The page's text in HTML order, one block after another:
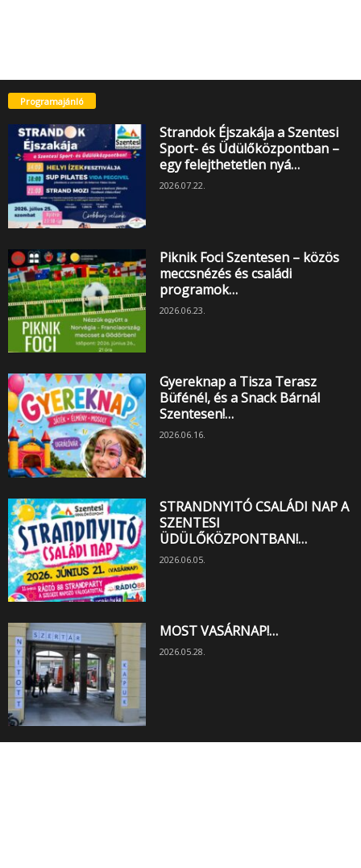
Programajánló
Strandok Éjszakája a Szentesi
Sport- és Üdülőközpontban –
egy felejthetetlen nyá…
2026.07.22.
Piknik Foci Szentesen – közös
meccsnézés és családi
programok…
2026.06.23.
Gyereknap a Tisza Terasz
Büfénél, és a Snack Bárnál
Szentesen!…
2026.06.16.
STRANDNYITÓ CSALÁDI NAP A
SZENTESI
ÜDÜLŐKÖZPONTBAN!…
2026.06.05.
MOST VASÁRNAP!…
2026.05.28.